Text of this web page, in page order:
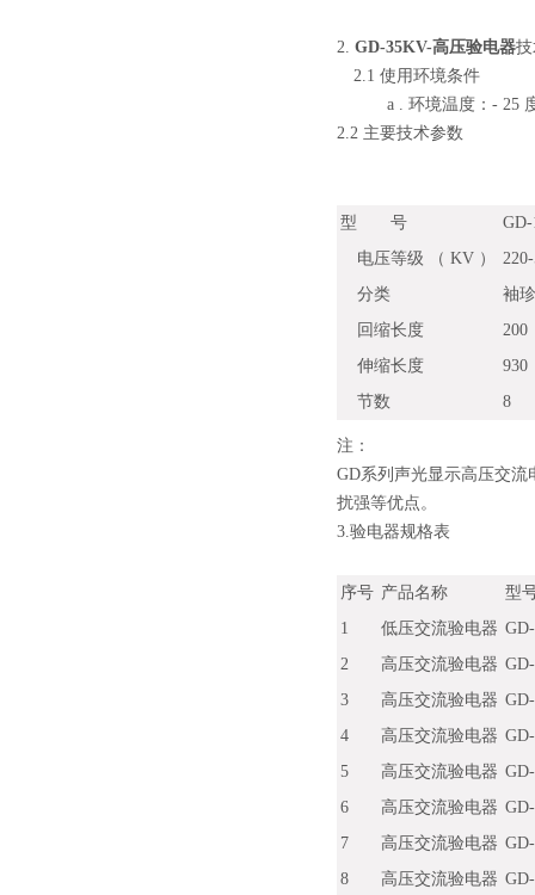
2. GD-35KV-高压验电器
2.1 使用环境条件
a . 环境温度：- 25
2.2 主要技术参数
型 号
GD-
电压等级 （ KV ）
分类
袖
回缩长度
200
伸缩长度
930
节数
8
注：
GD系列声光显示高压交
扰强等优点。
3.验电器规格表
序号 产品名称
型
1
低压交流验电器
2
高压交流验电器
3
高压交流验电器
4
高压交流验电器
5
高压交流验电器
6
高压交流验电器
7
高压交流验电器
8
高压交流验电器